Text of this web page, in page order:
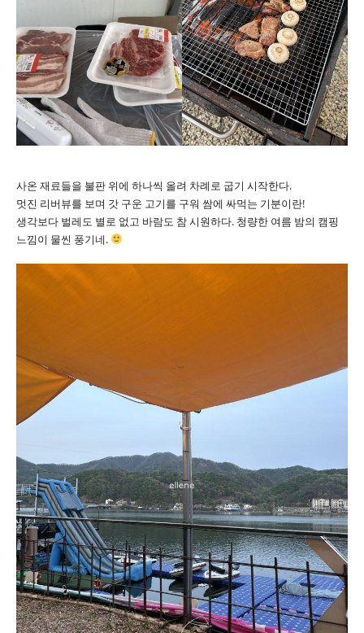
사온 재료들을 불판 위에 하나씩 올려 차례로 굽기 시작한다.
멋진 리버뷰를 보며 갓 구운 고기를 구워 쌈에 싸먹는 기분이란!
생각보다 벌레도 별로 없고 바람도 참 시원하다. 청량한 여름 밤의 캠핑
느낌이 물씬 풍기네.